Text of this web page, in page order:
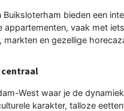
Buiksloterham bieden een
appartementen, vaak met
markten en gezellige
centraal
West waar je de
karakter, talloze